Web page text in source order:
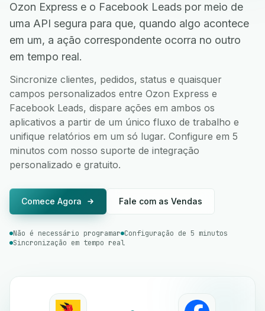
Ozon Express e o Facebook Leads por meio de
uma API segura para que, quando algo acontece
em um, a ação correspondente ocorra no outro
em tempo real.
Sincronize clientes, pedidos, status e quaisquer
campos personalizados entre Ozon Express e
Facebook Leads, dispare ações em ambos os
aplicativos a partir de um único fluxo de trabalho e
unifique relatórios em um só lugar. Configure em 5
minutos com nosso suporte de integração
personalizado e gratuito.
Comece Agora Fale com as Vendas
Não é necessário programar Configuração de 5 minutos
Sincronização em tempo real